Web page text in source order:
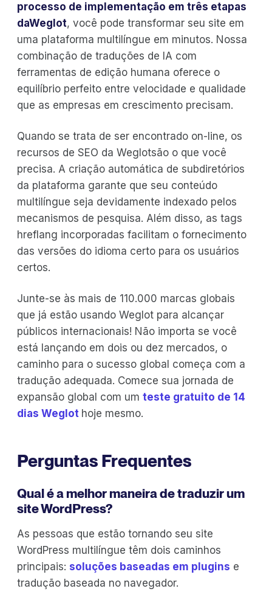
processo de implementação em três etapas
daWeglot, você pode transformar seu site em
uma plataforma multilíngue em minutos. Nossa
combinação de traduções de IA com
ferramentas de edição humana oferece o
equilíbrio perfeito entre velocidade e qualidade
que as empresas em crescimento precisam.
Quando se trata de ser encontrado on-line, os
recursos de SEO da Weglotsão o que você
precisa. A criação automática de subdiretórios
da plataforma garante que seu conteúdo
multilíngue seja devidamente indexado pelos
mecanismos de pesquisa. Além disso, as tags
hreflang incorporadas facilitam o fornecimento
das versões do idioma certo para os usuários
certos.
Junte-se às mais de 110.000 marcas globais
que já estão usando Weglot para alcançar
públicos internacionais! Não importa se você
está lançando em dois ou dez mercados, o
caminho para o sucesso global começa com a
tradução adequada. Comece sua jornada de
expansão global com um teste gratuito de 14
dias Weglot hoje mesmo.
Perguntas Frequentes
Qual é a melhor maneira de traduzir um
site WordPress?
As pessoas que estão tornando seu site
WordPress multilíngue têm dois caminhos
principais: soluções baseadas em plugins e
tradução baseada no navegador.